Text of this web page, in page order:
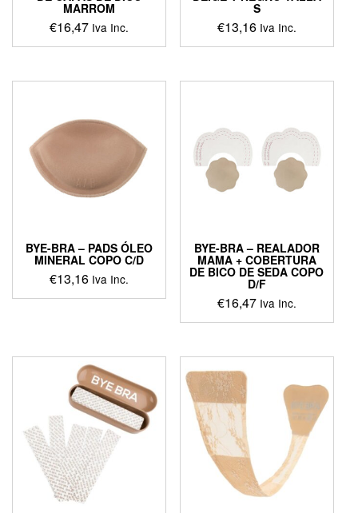
MARROM
€16,47 Iva Inc.
S
€13,16 Iva Inc.
This
has
The
options
may
chosen
product
page
BYE-BRA – PADS ÓLEO
MINERAL COPO C/D
€13,16 Iva Inc.
BYE-BRA – REALADOR
MAMA + COBERTURA
DE BICO DE SEDA COPO
D/F
€16,47 Iva Inc.